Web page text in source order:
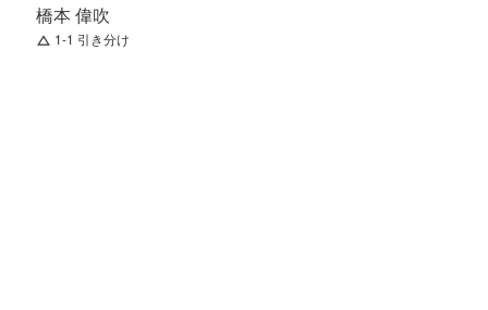
橋本 偉吹
1-1 引き分け